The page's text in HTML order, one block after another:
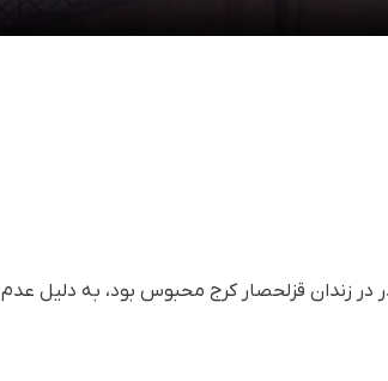
در زندان قزلحصار کرج محبوس بود، به دلیل عدم